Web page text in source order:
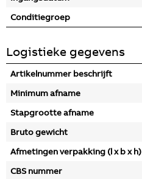
Conditiegroep
Logistieke gegevens
Artikelnummer beschrijft
Minimum afname
Stapgrootte afname
Bruto gewicht
Afmetingen verpakking (l x b x h)
CBS nummer